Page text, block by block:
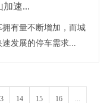
加速...
有量不断增加，而城
发展的停车需求...
14 15 16